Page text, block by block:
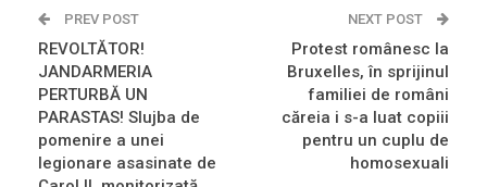
PREV POST
REVOLTĂTOR!
JANDARMERIA
PERTURBĂ UN
PARASTAS! Slujba de
pomenire a unei
legionare asasinate de
NEXT POST
Protest românesc la
Bruxelles, în sprijinul
familiei de români
căreia i s-a luat copiii
pentru un cuplu de
homosexuali